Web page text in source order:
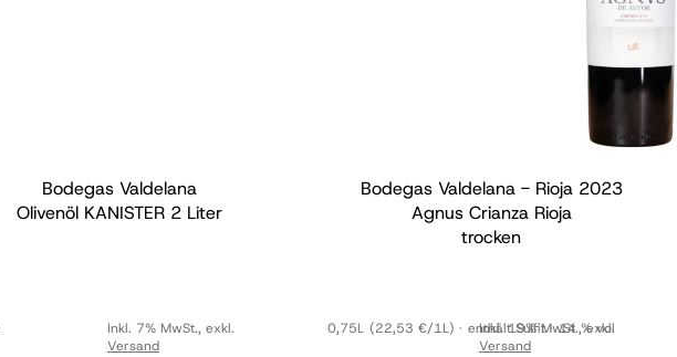
Bodegas Valdelana
Olivenöl KANISTER 2 Liter
Inkl. 7% MwSt., exkl.
Versand
Bodegas Valdelana - Rioja 2023
Agnus Crianza Rioja
trocken
0,75L (22,53 €/1L) enthält Sulfit 14 % vol
Inkl. 19% MwSt.,exkl.
Versand